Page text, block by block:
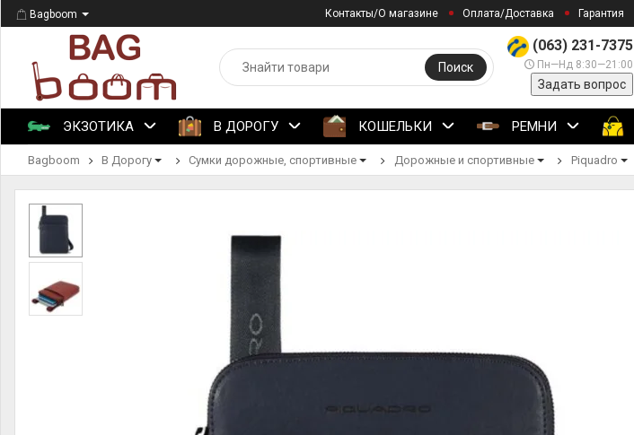
Bagboom Контакты/О магазине Оплата/Доставка Гарантия
(063) 231-7375
Пн—Нд 8:30—21:00
Задать вопрос
Поиск
ЭКЗОТИКА В ДОРОГУ КОШЕЛЬКИ РЕМНИ
Bagboom В Дорогу Сумки дорожные, спортивные Дорожные и спортивные Piquadro